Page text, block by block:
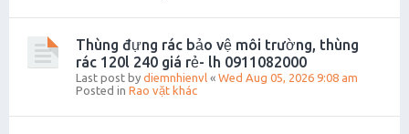
Thùng đựng rác bảo vệ môi trường, thùng
rác 120l 240 giá rẻ- lh 0911082000
Last post by diemnhienvl « Wed Aug 05, 2026 9:08 am
Posted in Rao vặt khác